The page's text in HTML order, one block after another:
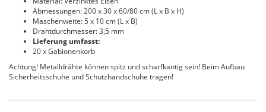
Abmessungen: 200 x 30 x 60/80 cm (L x B x H)
Maschenweite: 5 x 10 cm (L x B)
Drahtdurchmesser: 3,5 mm
Lieferung umfasst:
20 x Gabionenkorb
Achtung! Metalldrähte können spitz und scharfkantig sein! Beim Aufbau
Sicherheitsschuhe und Schutzhandschuhe tragen!